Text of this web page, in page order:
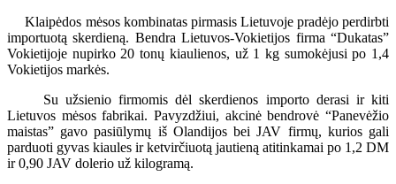
Klaipėdos mėsos kombinatas pirmasis Lietuvoje pradėjo perdirbti
importuotą skerdieną. Bendra Lietuvos-Vokietijos firma “Dukatas”
Vokietijoje nupirko 20 tonų kiaulienos, už 1 kg sumokėjusi po 1,4
Vokietijos markės.
Su užsienio firmomis dėl skerdienos importo derasi ir kiti
Lietuvos mėsos fabrikai. Pavyzdžiui, akcinė bendrovė “Panevėžio
maistas” gavo pasiūlymų iš Olandijos bei JAV firmų, kurios gali
parduoti gyvas kiaules ir ketvirčiuotą jautieną atitinkamai po 1,2 DM
ir 0,90 JAV dolerio už kilogramą.